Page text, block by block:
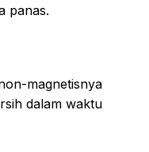
panas.
magnetisnya
dalam waktu